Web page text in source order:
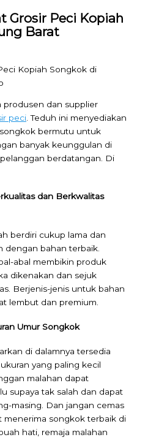
Grosir Peci Kopiah
Barat
produsen dan supplier
peci. Teduh ini menyediakan
bermutu untuk
banyak keunggulan di
berdatangan. Di
dan Berkwalitas
berdiri cukup lama dan
dengan bahan terbaik.
abal membikin produk
dikenakan dan sejuk
Berjenis-jenis untuk bahan
lembut dan premium.
Umur Songkok
di dalamnya tersedia
yang paling kecil
malahan dapat
supaya tak salah dan dapat
masing. Dan jangan cemas
menerima songkok terbaik di
hati, remaja malahan